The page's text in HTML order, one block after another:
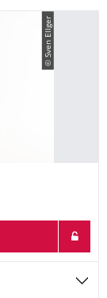
© Sven Ellger